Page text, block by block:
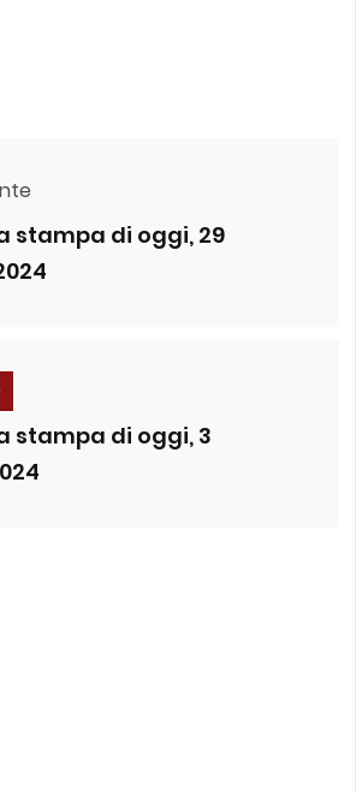
stampa di oggi, 29
stampa di oggi, 3